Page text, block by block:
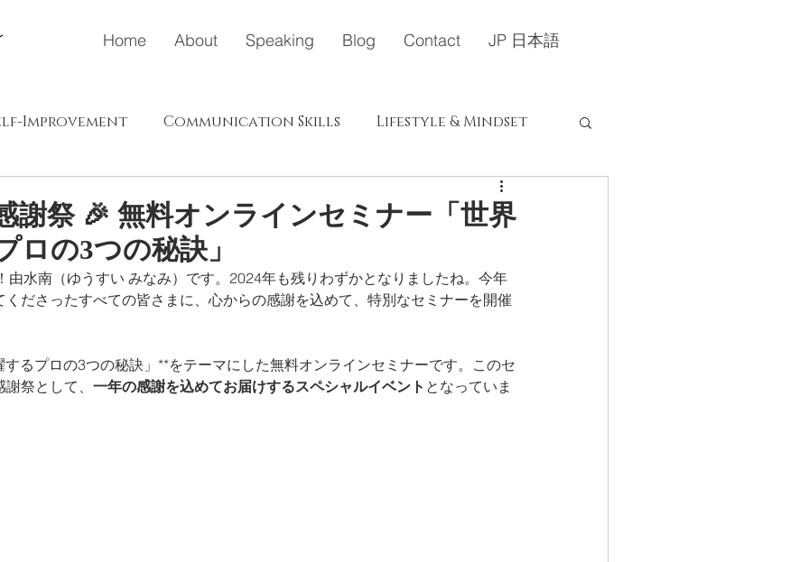
Home About Speaking Blog Contact JP 日本語
Improvement Communication Skills Lifestyle & Mindset
Japanese
謝祭 🎉 無料オンラインセミナー「世界
ロの3つの秘訣」
由水南（ゆうすい みなみ）です。2024年も残りわずかとなりましたね。今年
ださったすべての皆さまに、心からの感謝を込めて、特別なセミナーを開催
るプロの3つの秘訣」**をテーマにした無料オンラインセミナーです。このセ
祭として、 一年の感謝を込めてお届けするスペシャルイベント となっていま